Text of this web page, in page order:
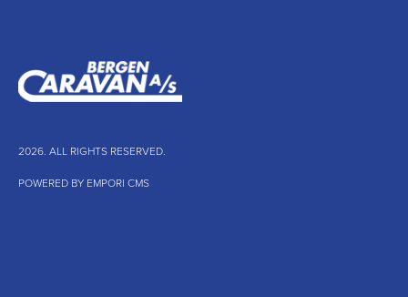
2026. ALL RIGHTS RESERVED.
POWERED BY EMPORI CMS